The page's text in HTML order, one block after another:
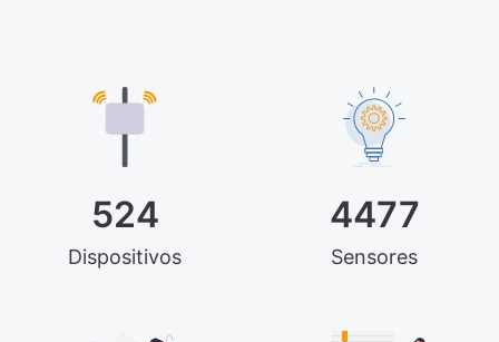
524
Dispositivos
4477
Sensores